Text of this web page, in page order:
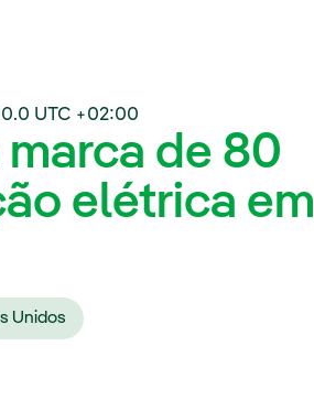
UTC +02:00
de 80
elétrica em
Unidos